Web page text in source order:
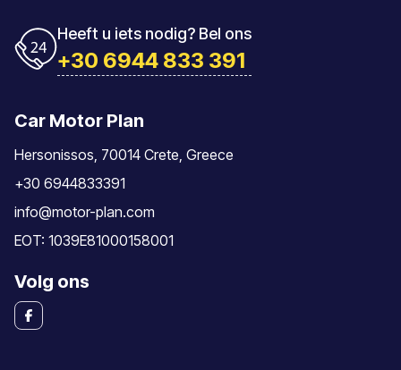
Heeft u iets nodig? Bel ons
+30 6944 833 391
Car Motor Plan
Hersonissos, 70014 Crete, Greece
+30 6944833391
info@motor-plan.com
EOT: 1039E81000158001
Volg ons